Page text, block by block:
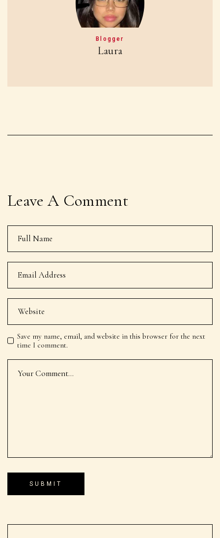
Blogger
Laura
Leave A Comment
Save my name, email, and website in this browser for the next
time I comment.